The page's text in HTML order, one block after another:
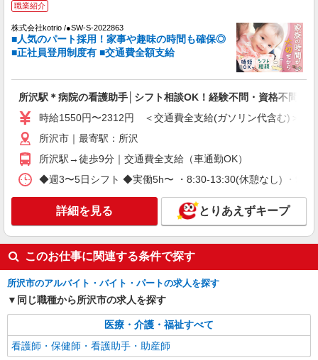
株式会社トラストグロース 新宿本社 第3営業部
時給：准看護師2100円〜/看護師2200円〜 ※資
格や経験などによる
キープ 詳細を見る
派遣社員
株式会社kotrio /●SI-H-2076330
所沢駅すぐ★病院でお掃除/食事の配膳など♪★
激募★
通費全支給(ガソリン代含む)＞
所沢市｜最寄駅：所沢
キープ
職業紹介
株式会社kotrio /●SW-S-2098051
看護師さんのサポート担当＊未経験OK！きれ
いな病院で介助など＊
【正社員】月給240,000〜400,000円 ・基本
職業紹介
株式会社kotrio /●SW-S-2022863
■人気のパート採用！家事や趣味の時間も確保◎
■正社員登用制度有 ■交通費全額支給
所沢駅＊病院の看護助手│シフト相談OK！経験不問・資格不問◎
時給1550円〜2312円 ＜交通費全支給(ガソリン代含む)＞
所沢市｜最寄駅：所沢
所沢駅→徒歩9分｜交通費全支給（車通勤OK）
◆週3〜5日シフト ◆実働5h〜 ・8:30-13:30(休憩なし) ・
詳細を見る とりあえずキープ
このお仕事に関連する条件で探す
所沢市のアルバイト・バイト・パートの求人を探す
同じ職種から所沢市の求人を探す
医療・介護・福祉すべて
看護師・保健師・看護助手・助産師